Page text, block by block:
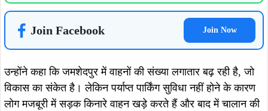
Join Facebook Join Now
उन्होंने कहा कि जमशेदपुर में वाहनों की संख्या लगातार बढ़ रही है, जो
विकास का संकेत है। लेकिन पर्याप्त पार्किंग सुविधा नहीं होने के कारण
लोग मजबूरी में सड़क किनारे वाहन खड़े करते हैं और बाद में चालान की